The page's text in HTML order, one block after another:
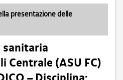
presentazione delle
sanitaria
Centrale (ASU FC)